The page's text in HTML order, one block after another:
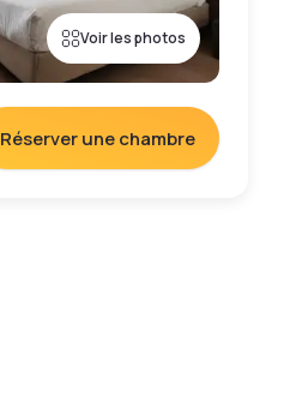
Voir les photos
Réserver une chambre